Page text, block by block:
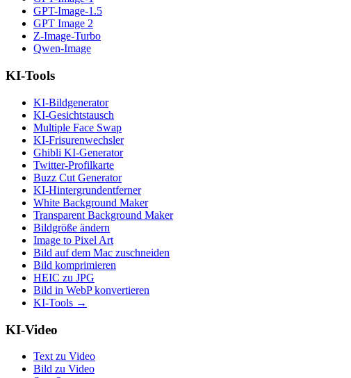
GPT-Image-1.5
GPT Image 2
Z-Image-Turbo
Qwen-Image
KI-Tools
KI-Bildgenerator
KI-Gesichtstausch
Multiple Face Swap
KI-Frisurenwechsler
Ghibli KI-Generator
Twitter-Profilkarte
Buzz Cut Generator
KI-Hintergrundentferner
White Background Maker
Transparent Background Maker
Bildgröße ändern
Image to Pixel Art
Bild auf dem Mac zuschneiden
Bild komprimieren
HEIC zu JPG
Bild in WebP konvertieren
KI-Tools →
KI-Video
Text zu Video
Bild zu Video